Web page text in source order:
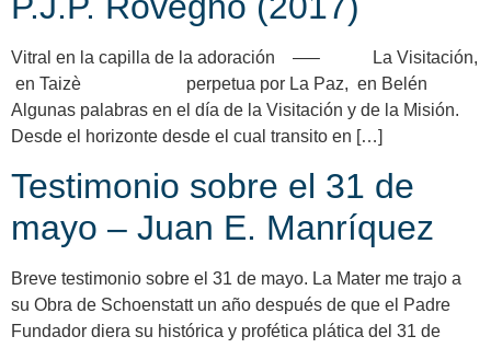
Vitral en la capilla de la adoración —– La Visitación,
en Taizè perpetua por La Paz, en Belén
Algunas palabras en el día de la Visitación y de la Misión.
Desde el horizonte desde el cual transito en […]
Testimonio sobre el 31 de
mayo – Juan E. Manríquez
Breve testimonio sobre el 31 de mayo. La Mater me trajo a
su Obra de Schoenstatt un año después de que el Padre
Fundador diera su histórica y profética plática del 31 de